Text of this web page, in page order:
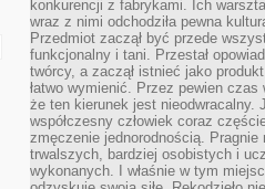
konkurencji z fabrykami. Ich
wraz z nimi odchodziła pewna
Przedmiot zaczął być przede
funkcjonalny i tani. Przestał
twórcy, a zaczął istnieć jako
łatwo wymienić. Przez pewien czas
że ten kierunek jest nieodwracalny.
współczesny człowiek coraz
zmęczenie jednorodnością. Pragnie
trwalszych, bardziej osobistych i
wykonanych. I właśnie w tym